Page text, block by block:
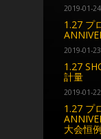
2019-01-24
1.27 プ
2019-01-23
1.27
計量
2019-01-22
1.27 プ
大会恒